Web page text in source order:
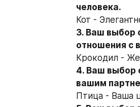
человека.
Кот -
3. Ваш выбор
отношения с
Крокодил -
4. Ваш выбор
вашим
Птица - Ваша